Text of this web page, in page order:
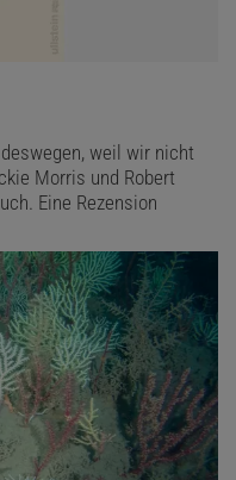
weil wir nicht
Morris und Robert
Eine Rezension